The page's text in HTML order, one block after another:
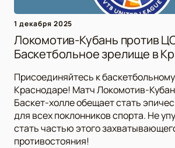
1 декабря 2025
Локомотив-Кубань против
Баскетбольное зрелище в
Присоединяйтесь к
Краснодаре! Матч Локомотив-
Баскет-холле обещает стать
для всех поклонников спорта. Не
стать частью этого
противостояния!